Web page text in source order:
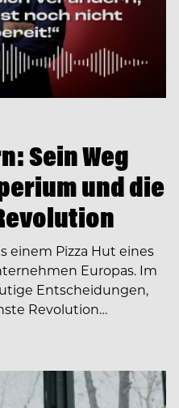
Sein Weg
und die
einem Pizza Hut eines
Europas. Im
Entscheidungen,
Revolution…